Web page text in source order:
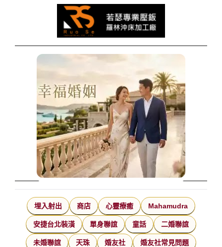
埋入射出 商店 心靈療癒 Mahamudra
安捷台北裝潢 單身聯誼 童話 二婚聯誼
未婚聯誼 天珠 婚友社 婚友社常見問題